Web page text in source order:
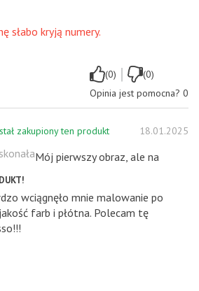
słabo kryją numery.
(0) |
(0)
Opinia jest pomocna? 0
zakupiony ten produkt 18.01.2025
Mój pierwszy obraz, ale na
wciągnęło mnie malowanie po
farb i płótna. Polecam tę